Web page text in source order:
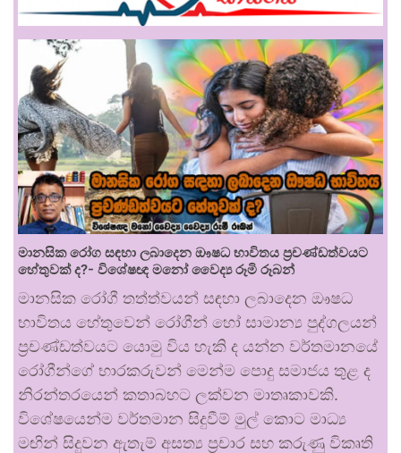
මානසික රෝග සඳහා ලබාදෙන ඖෂධ භාවිතය ප්‍රචණ්ඩත්වයට
හේතුවක් ද?- විශේෂඥ මනෝ වෛද්‍ය රූමි රූබන්
මානසික රෝගී තත්ත්වයන් සඳහා ලබාදෙන ඖෂධ
භාවිතය හේතුවෙන් රෝගීන් හෝ සාමාන්‍ය පුද්ගලයන්
ප්‍රචණ්ඩත්වයට යොමු විය හැකි ද යන්න වර්තමානයේ
රෝගීන්ගේ භාරකරුවන් මෙන්ම පොදු සමාජය තුළ ද
නිරන්තරයෙන් කතාබහට ලක්වන මාතෘකාවකි.
විශේෂයෙන්ම වර්තමාන සිදුවීම් මුල් කොට මාධ්‍ය
මඟින් සිදුවන ඇතැම් අසත්‍ය ප්‍රචාර සහ කරුණු විකෘති